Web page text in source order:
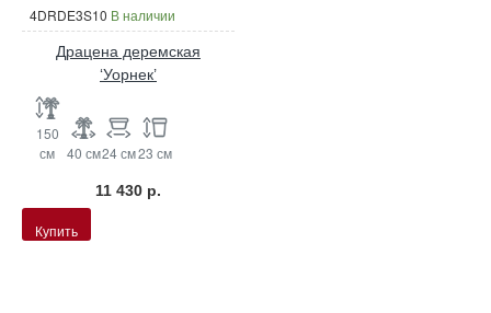
4DRDE3S10 В наличии
Драцена деремская
‘Уорнек’
150
см
40 см24 см23 см
11 430 р.
Купить